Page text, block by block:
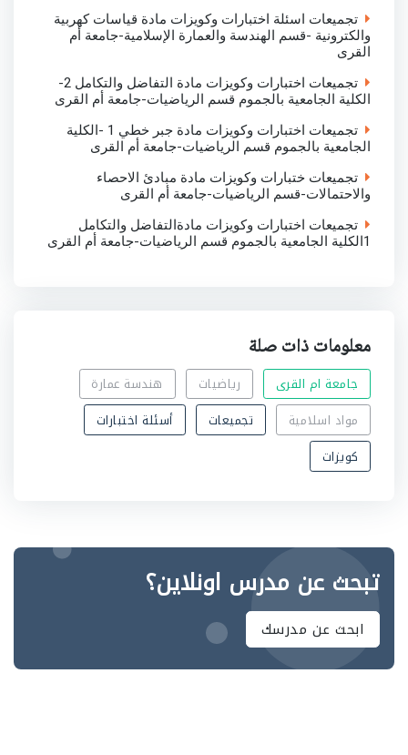
تجميعات اسئلة اختبارات وكويزات مادة قياسات كهربية
والكترونية -قسم الهندسة والعمارة الإسلامية-جامعة أم
القرى
تجميعات اختبارات وكويزات مادة التفاضل والتكامل 2-
الكلية الجامعية بالجموم قسم الرياضيات-جامعة أم القرى
تجميعات اختبارات وكويزات مادة جبر خطي 1 -الكلية
الجامعية بالجموم قسم الرياضيات-جامعة أم القرى
تجميعات ختبارات وكويزات مادة مبادئ الاحصاء
والاحتمالات-قسم الرياضيات-جامعة أم القرى
تجميعات اختبارات وكويزات مادةالتفاضل والتكامل
1الكلية الجامعية بالجموم قسم الرياضيات-جامعة أم القرى
معلومات ذات صلة
جامعة ام القرى رياضيات
هندسة عمارة
مواد اسلامية
تجميعات
أسئلة اختبارات
كويزات
تبحث عن مدرس اونلاين؟
ابحث عن مدرسك